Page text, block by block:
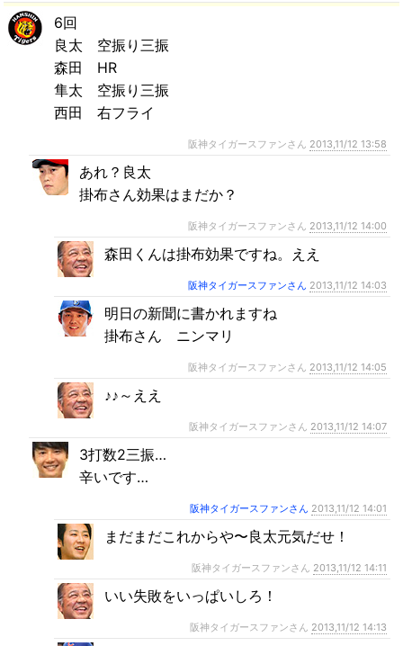
6回
良太 空振り三振
森田 HR
隼太 空振り三振
西田 右フライ
阪神タイガースファンさん 2013,11/12 13:58
あれ？良太
掛布さん効果はまだか？
阪神タイガースファンさん 2013,11/12 14:00
森田くんは掛布効果ですね。ええ
阪神タイガースファンさん 2013,11/12 14:03
明日の新聞に書かれますね
掛布さん ニンマリ
阪神タイガースファンさん 2013,11/12 14:05
♪♪～ええ
阪神タイガースファンさん 2013,11/12 14:07
3打数2三振…
辛いです…
阪神タイガースファンさん 2013,11/12 14:01
まだまだこれからや〜良太元気だせ！
阪神タイガースファンさん 2013,11/12 14:11
いい失敗をいっぱいしろ！
阪神タイガースファンさん 2013,11/12 14:13